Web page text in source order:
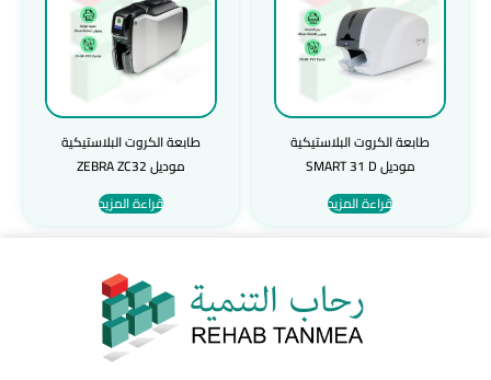
طابعة الكروت البلاستيكية
موديل SMART 31 D
قراءة المزيد
طابعة الكروت البلاستيكية
موديل ZEBRA ZC32
قراءة المزيد